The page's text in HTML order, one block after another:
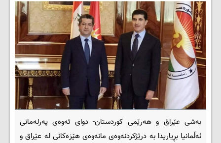
بەشی عێراق و هەرێمی کوردستان- دوای ئەوەی پەرلەمانی
ئەڵمانیا بڕیاریدا بە درێژکردنەوەی مانەوەی هێزەکانی لە عێراق و